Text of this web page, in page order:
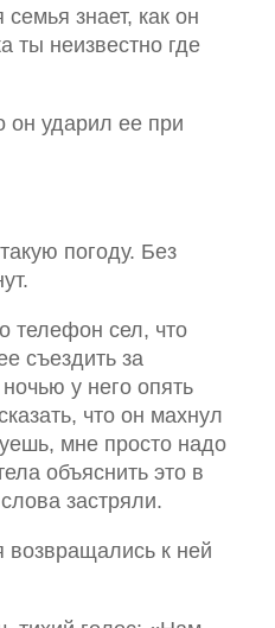
знает, как он
неизвестно где
он ударил ее при
погоду. Без
телефон сел, что
съездить за
у него опять
что он махнул
мне просто надо
объяснить это в
застряли.
возвращались к ней